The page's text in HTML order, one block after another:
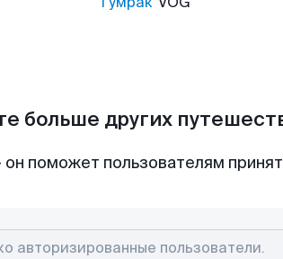
больше других
поможет пользователям